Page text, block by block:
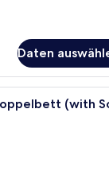
Daten
Ein
(with